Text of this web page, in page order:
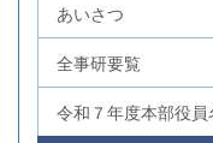
あいさつ
全事研要覧
令和７年度本部役員